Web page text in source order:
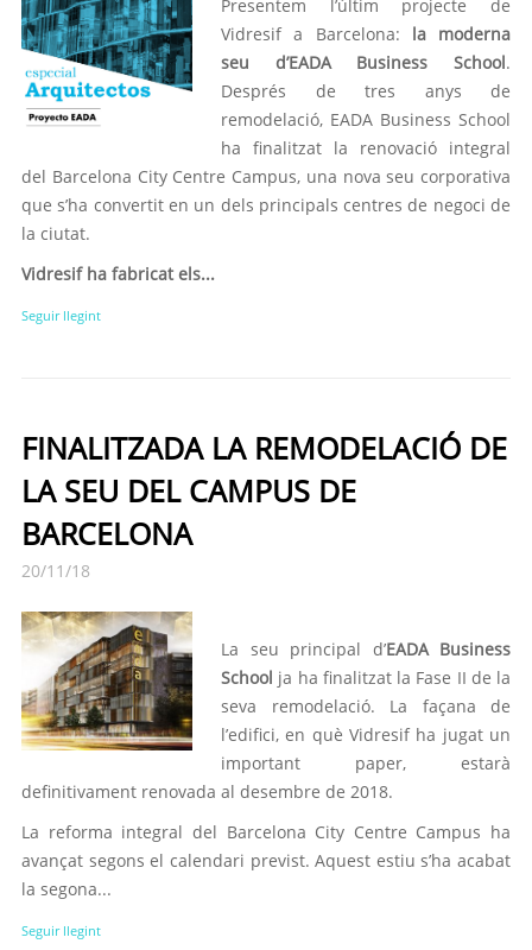
Presentem l’últim projecte de
Vidresif a Barcelona: la moderna
seu d’EADA Business School.
Després de tres anys de
remodelació, EADA Business School
ha finalitzat la renovació integral
del Barcelona City Centre Campus, una nova seu corporativa
que s’ha convertit en un dels principals centres de negoci de
la ciutat.
Vidresif ha fabricat els...
Seguir llegint
FINALITZADA LA REMODELACIÓ DE
LA SEU DEL CAMPUS DE
BARCELONA
20/11/18
La seu principal d’EADA Business
School ja ha finalitzat la Fase II de la
seva remodelació. La façana de
l’edifici, en què Vidresif ha jugat un
important paper, estarà
definitivament renovada al desembre de 2018.
La reforma integral del Barcelona City Centre Campus ha
avançat segons el calendari previst. Aquest estiu s’ha acabat
la segona...
Seguir llegint